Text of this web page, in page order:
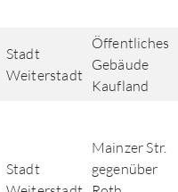
Stadt
Weiterstadt
Öffentliches
Gebäude
Kaufland
Stadt
Mainzer Str.
gegenüber